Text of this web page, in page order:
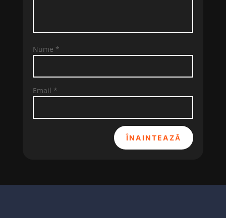
Nume *
Email *
ÎNAINTEAZĂ